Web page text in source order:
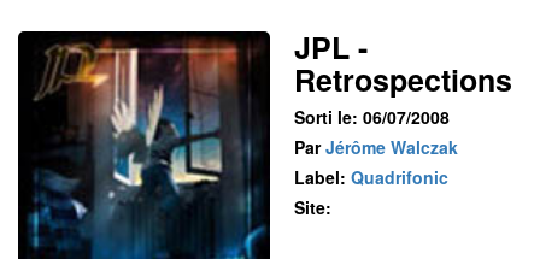
JPL -
Retrospections
Sorti le: 06/07/2008
ParJérôme Walczak
Label: Quadrifonic
Site: